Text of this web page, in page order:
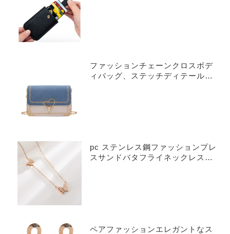
ファッションチェーンクロスボデ
ィバッグ、ステッチディテールフ
pc ステンレス鋼ファッションプレ
スサンドバタフライネックレスラ
ペアファッションエレガントなス